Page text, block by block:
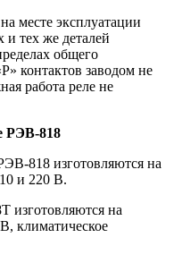
месте эксплуатации
тех же деталей
общего
контактов заводом не
работа реле не
РЭВ-818
818 изготовляются на
и 220 В.
изготовляются на
климатическое